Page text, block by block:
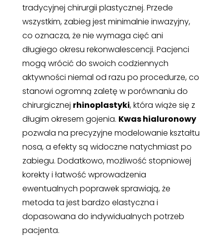
tradycyjnej chirurgii plastycznej. Przede
wszystkim, zabieg jest minimalnie inwazyjny,
co oznacza, że nie wymaga cięć ani
długiego okresu rekonwalescencji. Pacjenci
mogą wrócić do swoich codziennych
aktywności niemal od razu po procedurze, co
stanowi ogromną zaletę w porównaniu do
chirurgicznej rhinoplastyki, która wiąże się z
długim okresem gojenia. Kwas hialuronowy
pozwala na precyzyjne modelowanie kształtu
nosa, a efekty są widoczne natychmiast po
zabiegu. Dodatkowo, możliwość stopniowej
korekty i łatwość wprowadzenia
ewentualnych poprawek sprawiają, że
metoda ta jest bardzo elastyczna i
dopasowana do indywidualnych potrzeb
pacjenta.